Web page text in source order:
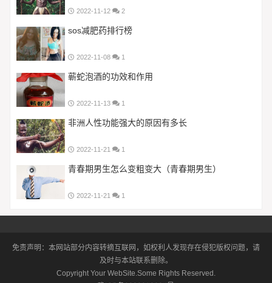
2022-11-12 2
sos减肥药排行榜
2022-11-08 1
蕲蛇泡酒的功效和作用
2022-11-13 1
非洲人性功能强大的原因有多长
2022-11-21 1
青春期男生怎么变粗变大（青春期男生）
2022-11-21 1
免责声明：本网站部分内容转摘互联网，如权利人发现存在侵犯版权问题，请
及时与本站联系删除。
Copyright Your WebSite.Some Rights Reserved.